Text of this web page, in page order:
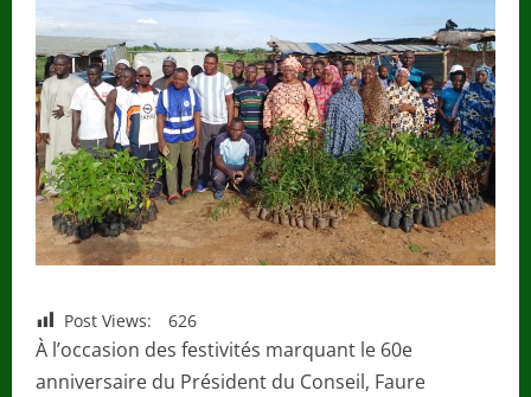
Post Views: 626
À l’occasion des festivités marquant le 60e
anniversaire du Président du Conseil, Faure